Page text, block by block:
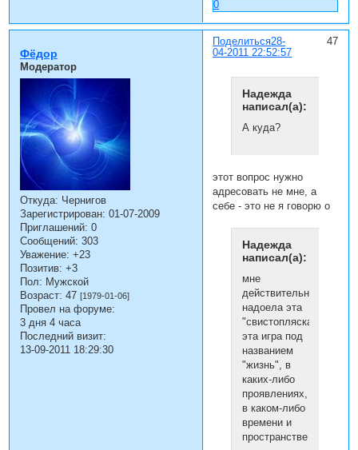
0
Поделиться 47
28-
04-2011 22:52:57
Фёдор
Модератор
Откуда: Чернигов
Зарегистрирован: 01-07-2009
Приглашений: 0
Сообщений: 303
Уважение: +23
Позитив: +3
Пол: Мужской
Возраст: 47 [1979-01-06]
Провел на форуме:
3 дня 4 часа
Последний визит:
13-09-2011 18:29:30
Надежда
написал(а):
А куда?
этот вопрос нужно
адресовать не мне, а
себе - это не я говорю о
Надежда
написал(а):
мне
действительно
надоела эта
"свистопляска",
эта игра под
названием
"жизнь", в
каких-либо
проявлениях,
в каком-либо
времени и
пространстве